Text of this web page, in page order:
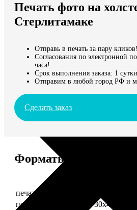
Мы доставляем по всему миру
Продолжить без города
Печать фото на
Стерлитамаке
Отправь в печать за пару кликов!
Согласования по электронной
часа!
Срок выполнения заказа: 1 сутки
Отправим в любой город РФ и
Сделать заказ
Форматы и цены
печать фото на холсте 30х40 на
печать фото на холсте 30х40 в раме